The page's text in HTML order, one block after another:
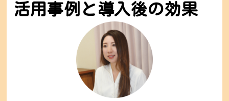
活用事例と導入後の効果